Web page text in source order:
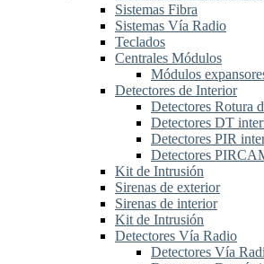
Sistemas Fibra
Sistemas Vía Radio
Teclados
Centrales Módulos
Módulos
Detectores de Interior
Detectores Rotura
Detectores DT
Detectores PIR
Detectores
Kit de Intrusión
Sirenas de exterior
Sirenas de interior
Kit de Intrusión
Detectores Vía Radio
Detectores Vía